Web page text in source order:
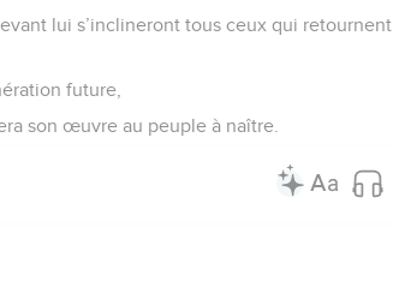
lui s’inclineront tous ceux qui retournent
future,
son œuvre au peuple à naître.